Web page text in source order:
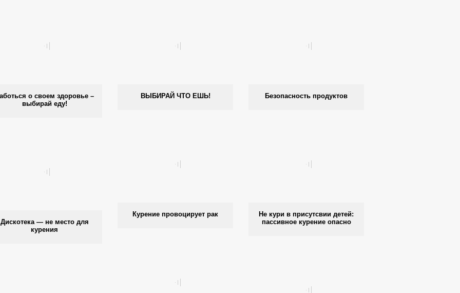
о своем здоровье –
выбирай еду!
ВЫБИРАЙ ЧТО ЕШЬ! Безопасность продуктов
Курение провоцирует рак
Не кури в присутсвии детей:
пассивное курение опасно
Дискотека — не место для
курения